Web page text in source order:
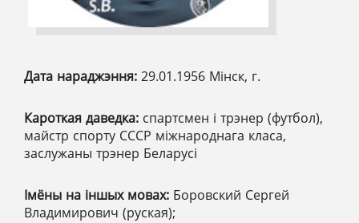
Дата нараджэння: 29.01.1956 Мінск, г.
Кароткая даведка: спартсмен і трэнер (футбол),
майстр спорту СССР міжнароднага класа,
заслужаны трэнер Беларусі
Імёны на іншых мовах: Боровский Сергей
Владимирович (руская);